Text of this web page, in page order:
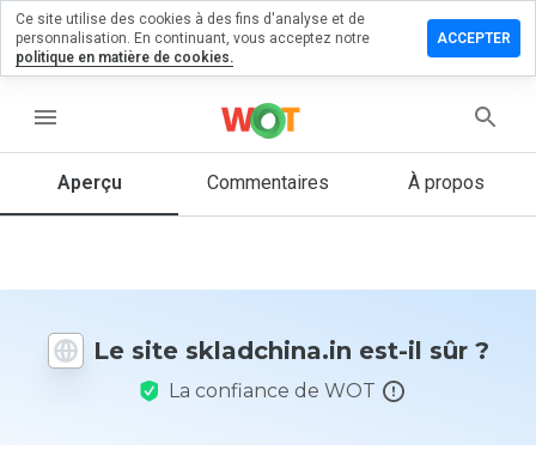
menu
Aperçu Commentaires À propos
Le site skladchina.in est-il sûr ?
La confiance de WOT
un
1 et 5
vous à ce
site ?
Ce site utilise des cookies à des fins d'analyse et de
personnalisation. En continuant, vous acceptez notre
politique en matière de cookies.
ACCEPTER